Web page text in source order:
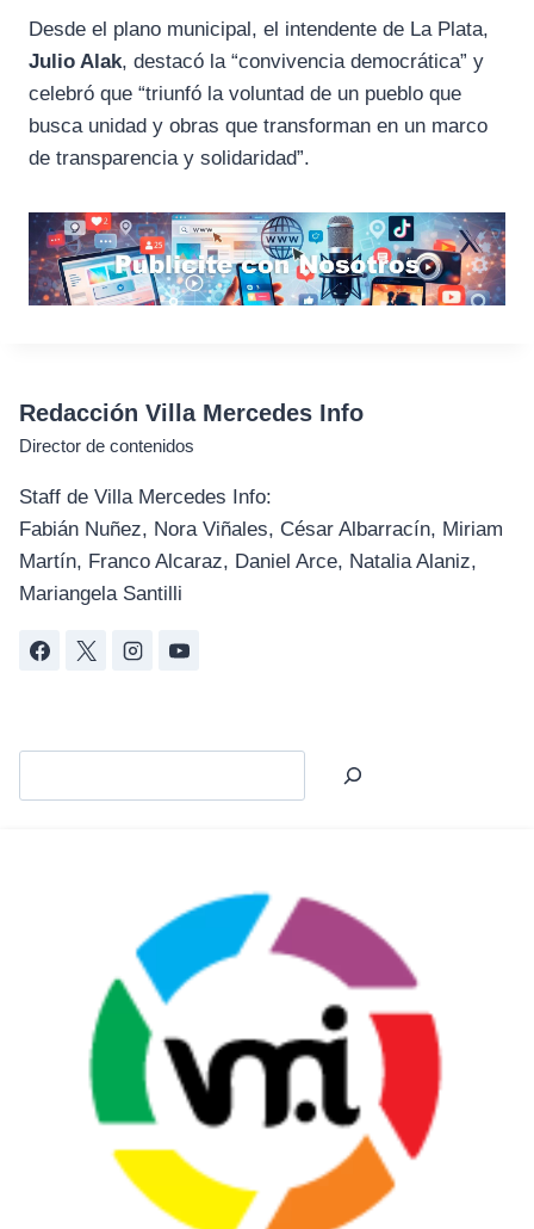
Desde el plano municipal, el intendente de La Plata,
Julio Alak, destacó la “convivencia democrática” y
celebró que “triunfó la voluntad de un pueblo que
busca unidad y obras que transforman en un marco
de transparencia y solidaridad”.
Redacción Villa Mercedes Info
Director de contenidos
Staff de Villa Mercedes Info:
Fabián Nuñez, Nora Viñales, César Albarracín, Miriam
Martín, Franco Alcaraz, Daniel Arce, Natalia Alaniz,
Mariangela Santilli